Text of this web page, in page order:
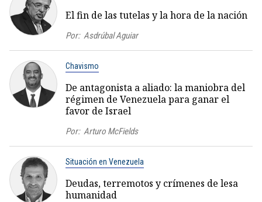
El fin de las tutelas y la hora de la nación
Por: Asdrúbal Aguiar
Chavismo
De antagonista a aliado: la maniobra del
régimen de Venezuela para ganar el
favor de Israel
Por: Arturo McFields
Situación en Venezuela
Deudas, terremotos y crímenes de lesa
humanidad